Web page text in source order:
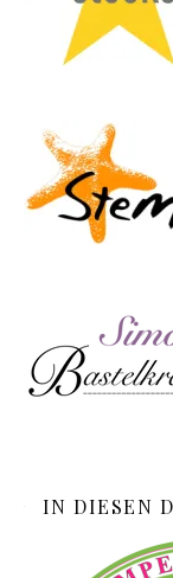
IN DIESEN